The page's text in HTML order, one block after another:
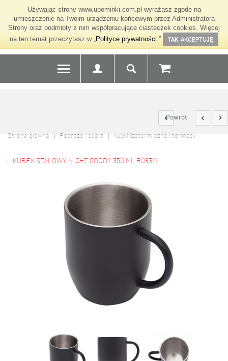
Używając strony www.upominki.com.pl wyrażasz zgodę na
umieszczenie na Twoim urządzeniu końcowym przez Administratora
Strony oraz podmioty z nim współpracujące ciasteczek cookies. Więcej
na ten temat przeczytasz w „Polityce prywatności.” TAK, AKCEPTUJĘ
Powrót
Strona główna Podróże i sport kubki izotermiczne i termosy
KUBEK STALOWY NIGHT GOODY 350 ML R08311